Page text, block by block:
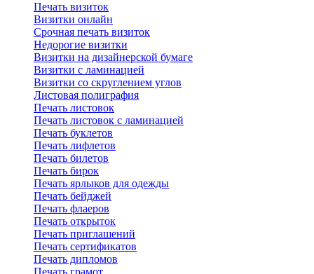
Печать визиток
Визитки онлайн
Срочная печать визиток
Недорогие визитки
Визитки на дизайнерской бумаге
Визитки с ламинацией
Визитки со скруглением углов
Листовая полиграфия
Печать листовок
Печать листовок с ламинацией
Печать буклетов
Печать лифлетов
Печать билетов
Печать бирок
Печать ярлыков для одежды
Печать бейджей
Печать флаеров
Печать открыток
Печать приглашений
Печать сертификатов
Печать дипломов
Печать грамот